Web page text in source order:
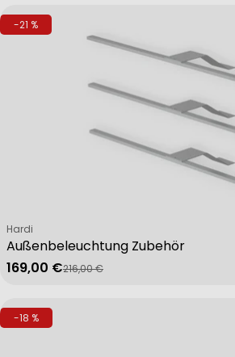
-21 %
Außenbeleuchtung Zubehör
Verkäufer:
Hardi
Verkaufspreis
169,00 €
Regulärer Preis
216,00 €
-18 %